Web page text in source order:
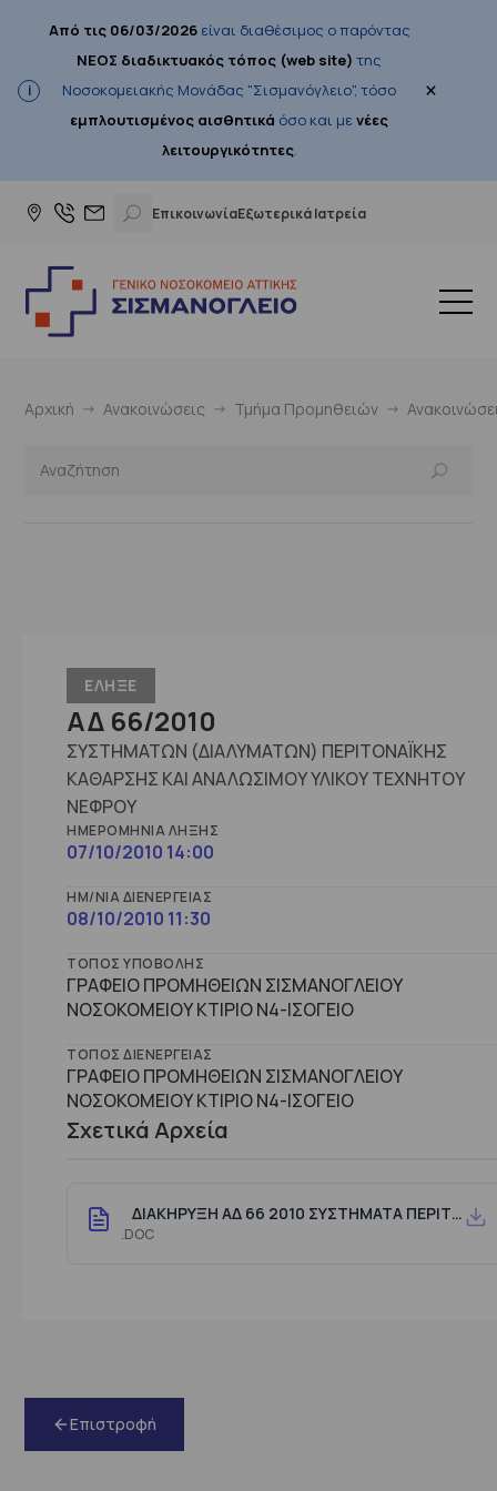
Από τις 06/03/2026είναι διαθέσιμος ο παρόντας
ΝΕΟΣ διαδικτυακός τόπος (web site) της
Νοσοκομειακής Μονάδας "Σισμανόγλειο", τόσο
εμπλουτισμένος αισθητικά όσο και μενέες
λειτουργικότητες.
×
ΕπικοινωνίαΕξωτερικά Ιατρεία
Αρχική Ανακοινώσεις Τμήμα Προμηθειών
ΕΛΗΞΕ
ΑΔ 66/2010
ΣΥΣΤΗΜΑΤΩΝ (ΔΙΑΛΥΜΑΤΩΝ) ΠΕΡΙΤΟΝΑΪΚΗΣ
ΚΑΘΑΡΣΗΣ ΚΑΙ ΑΝΑΛΩΣΙΜΟΥ ΥΛΙΚΟΥ ΤΕΧΝΗΤΟΥ
ΝΕΦΡΟΥ
ΗΜΕΡΟΜΗΝΊΑ ΛΉΞΗΣ
07/10/2010 14:00
ΗΜ/ΝΊΑ ΔΙΕΝΈΡΓΕΙΑΣ
08/10/2010 11:30
ΤΌΠΟΣ ΥΠΟΒΟΛΉΣ
ΓΡΑΦΕΙΟ ΠΡΟΜΗΘΕΙΩΝ ΣΙΣΜΑΝΟΓΛΕΙΟΥ
ΝΟΣΟΚΟΜΕΙΟΥ ΚΤΙΡΙΟ Ν4-ΙΣΟΓΕΙΟ
ΤΌΠΟΣ ΔΙΕΝΈΡΓΕΙΑΣ
ΓΡΑΦΕΙΟ ΠΡΟΜΗΘΕΙΩΝ ΣΙΣΜΑΝΟΓΛΕΙΟΥ
ΝΟΣΟΚΟΜΕΙΟΥ ΚΤΙΡΙΟ Ν4-ΙΣΟΓΕΙΟ
Σχετικά Αρχεία
ΔΙΑΚΗΡΥΞΗ ΑΔ 66 2010 ΣΥΣΤΗΜΑΤΑ ΠΕΡΙΤΟΝΑΙΚΗΣ ΚΑΘΑΡΣΗΣ
.DOC
Επιστροφή